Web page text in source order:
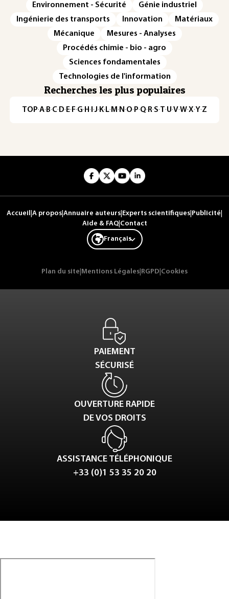
Environnement - Sécurité
Génie industriel
Ingénierie des transports
Innovation
Matériaux
Mécanique
Mesures - Analyses
Procédés chimie - bio - agro
Sciences fondamentales
Technologies de l'information
Recherches les plus populaires
TOP·A·B·C·D·E·F·G·H·I·J·K·L·M·N·O·P·Q·R·S·T·U·V·W·X·Y·Z
Accueil A propos Annuaire auteurs Experts scientifiques Publicité
Aide & FAQ| Contact
Français
Plan du site Mentions Légales RGPD Cookies
PAIEMENT
SÉCURISÉ
OUVERTURE RAPIDE
DE VOS DROITS
ASSISTANCE TÉLÉPHONIQUE
+33 (0)1 53 35 20 20